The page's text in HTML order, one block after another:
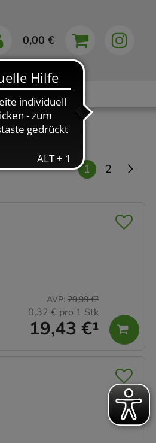
0,00 €
Ratgeber App
1
2
19,43 €¹
AVP: 29,99 €²
0,32 € pro 1 Stk